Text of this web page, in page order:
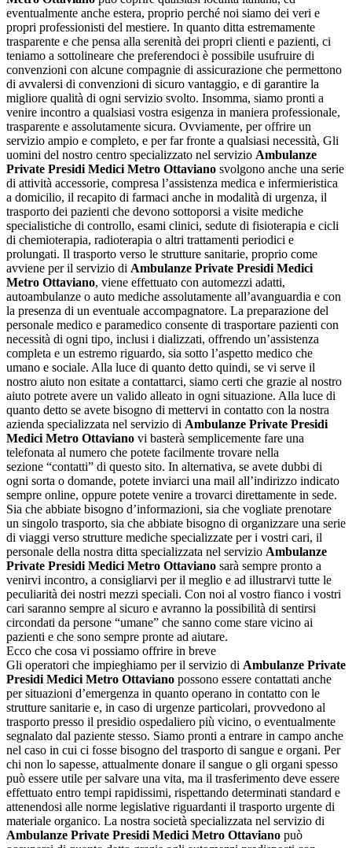
eventualmente anche estera, proprio perché noi siamo dei veri e
propri professionisti del mestiere. In quanto ditta estremamente
trasparente e che pensa alla serenità dei propri clienti e pazienti, ci
teniamo a sottolineare che preferendoci è possibile usufruire di
convenzioni con alcune compagnie di assicurazione che permettono
di avvalersi di convenzioni di sicuro vantaggio, e di garantire la
migliore qualità di ogni servizio svolto. Insomma, siamo pronti a
venire incontro a qualsiasi vostra esigenza in maniera professionale,
trasparente e assolutamente sicura. Ovviamente, per offrire un
servizio ampio e completo, e per far fronte a qualsiasi necessità, Gli
uomini del nostro centro specializzato nel servizio Ambulanze
Private Presidi Medici Metro Ottaviano svolgono anche una serie
di attività accessorie, compresa l’assistenza medica e infermieristica
a domicilio, il recapito di farmaci anche in modalità di urgenza, il
trasporto dei pazienti che devono sottoporsi a visite mediche
specialistiche di controllo, esami clinici, sedute di fisioterapia e cicli
di chemioterapia, radioterapia o altri trattamenti periodici e
prolungati. Il trasporto verso le strutture sanitarie, proprio come
avviene per il servizio di Ambulanze Private Presidi Medici
Metro Ottaviano, viene effettuato con automezzi adatti,
autoambulanze o auto mediche assolutamente all’avanguardia e con
la presenza di un eventuale accompagnatore. La preparazione del
personale medico e paramedico consente di trasportare pazienti con
necessità di ogni tipo, inclusi i dializzati, offrendo un’assistenza
completa e un estremo riguardo, sia sotto l’aspetto medico che
umano e sociale. Alla luce di quanto detto quindi, se vi serve il
nostro aiuto non esitate a contattarci, siamo certi che grazie al nostro
aiuto potrete avere un valido alleato in ogni situazione. Alla luce di
quanto detto se avete bisogno di mettervi in contatto con la nostra
azienda specializzata nel servizio di Ambulanze Private Presidi
Medici Metro Ottaviano vi basterà semplicemente fare una
telefonata al numero che potete facilmente trovare nella
sezione “contatti” di questo sito. In alternativa, se avete dubbi di
ogni sorta o domande, potete inviarci una mail all’indirizzo indicato
sempre online, oppure potete venire a trovarci direttamente in sede.
Sia che abbiate bisogno d’informazioni, sia che vogliate prenotare
un singolo trasporto, sia che abbiate bisogno di organizzare una serie
di viaggi verso strutture mediche specializzate per i vostri cari, il
personale della nostra ditta specializzata nel servizio Ambulanze
Private Presidi Medici Metro Ottaviano sarà sempre pronto a
venirvi incontro, a consigliarvi per il meglio e ad illustrarvi tutte le
peculiarità dei nostri mezzi speciali. Con noi al vostro fianco i vostri
cari saranno sempre al sicuro e avranno la possibilità di sentirsi
circondati da persone “umane” che sanno come stare vicino ai
pazienti e che sono sempre pronte ad aiutare.
Ecco che cosa vi possiamo offrire in breve
Gli operatori che impieghiamo per il servizio di Ambulanze Private
Presidi Medici Metro Ottaviano possono essere contattati anche
per situazioni d’emergenza in quanto operano in contatto con le
strutture sanitarie e, in caso di urgenze particolari, provvedono al
trasporto presso il presidio ospedaliero più vicino, o eventualmente
segnalato dal paziente stesso. Siamo pronti a entrare in campo anche
nel caso in cui ci fosse bisogno del trasporto di sangue e organi. Per
chi non lo sapesse, attualmente donare il sangue o gli organi spesso
può essere utile per salvare una vita, ma il trasferimento deve essere
effettuato entro tempi rapidissimi, rispettando determinati standard e
attenendosi alle norme legislative riguardanti il trasporto urgente di
materiale organico. La nostra società specializzata nel servizio di
Ambulanze Private Presidi Medici Metro Ottaviano può